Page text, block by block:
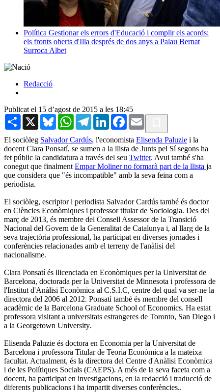
Política Gestionar els errors d'Educació i complir els acords:
els fronts oberts d'Illa després de dos anys a Palau Bernat
Surroca Albet
Redacció
Publicat el 15 d’agost de 2015 a les 18:45
Share X BlueskyWhatsAppTelegramLinkedInFacebook
Email
El sociòleg Salvador Cardús, l'economista Elisenda Paluzie i la
docent Clara Ponsatí, se sumen a la llista de Junts pel Sí segons ha
fet públic la candidatura a través del seu Twitter. Avui també s'ha
conegut que finalment Empar Moliner no formarà part de la llista ja
que considera que "és incompatible" amb la seva feina com a
periodista.
El sociòleg, escriptor i periodista Salvador Cardús també és doctor
en Ciències Econòmiques i professor titular de Sociologia. Des del
març de 2013, és membre del Consell Assessor de la Transició
Nacional del Govern de la Generalitat de Catalunya i, al llarg de la
seva trajectòria professional, ha participat en diverses jornades i
conferències relacionades amb el terreny de l'anàlisi del
nacionalisme.
Clara Ponsatí és llicenciada en Econòmiques per la Universitat de
Barcelona, doctorada per la Universitat de Minnesota i professora de
l'Institut d'Anàlisi Econòmica al C.S.I.C, centre del qual va ser-ne la
directora del 2006 al 2012. Ponsatí també és membre del consell
acadèmic de la Barcelona Graduate School of Economics. Ha estat
professora visitant a universitats estrangeres de Toronto, San Diego i
a la Georgetown University.
Elisenda Paluzie és doctora en Economia per la Universitat de
Barcelona i professora Titular de Teoria Econòmica a la mateixa
facultat. Actualment, és la directora del Centre d'Anàlisi Econòmica
i de les Polítiques Socials (CAEPS). A més de la seva faceta com a
docent, ha participat en investigacions, en la redacció i traducció de
diferents publicacions i ha impartit diverses conferències..